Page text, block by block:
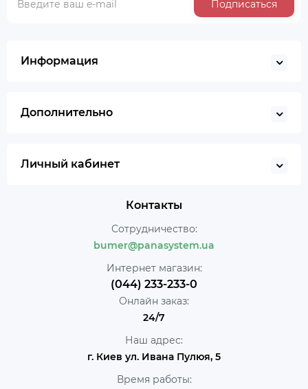
Подписаться
Информация
Дополнительно
Личный кабинет
Контакты
Сотрудничество:
bumer@panasystem.ua
Интернет магазин:
(044) 233-233-0
Онлайн заказ:
24/7
Наш адрес:
г. Киев ул. Ивана Пулюя, 5
Время работы: